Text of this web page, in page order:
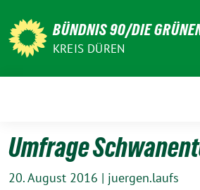
zum
Inhalt
BÜNDNIS 90/DIE
KREIS DÜREN
Umfrage
20. August 2016 | juergen.laufs